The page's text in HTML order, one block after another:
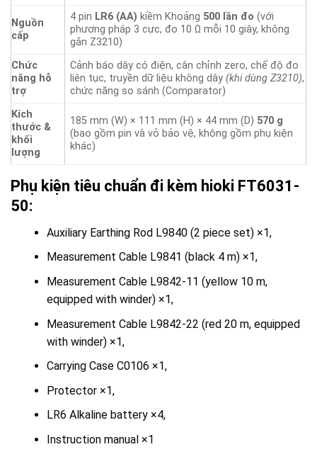
Nguồn
cấp
4 pin LR6 (AA) kiềm Khoảng 500 lần đo (với
phương pháp 3 cực, đo 10 Ω mỗi 10 giây, không
gắn Z3210)
Chức
năng hỗ
trợ
Cảnh báo dây có điện, cân chỉnh zero, chế độ đo
liên tục, truyền dữ liệu không dây(khi dùng Z3210),
chức năng so sánh (Comparator)
Kích
thước &
khối
lượng
185 mm (W) × 111 mm (H) × 44 mm (D) 570 g
(bao gồm pin và vỏ bảo vệ, không gồm phụ kiện
khác)
Phụ kiện tiêu chuẩn đi kèm hioki FT6031-
50:
Auxiliary Earthing Rod L9840 (2 piece set) ×1,
Measurement Cable L9841 (black 4 m) ×1,
Measurement Cable L9842-11 (yellow 10 m,
equipped with winder) ×1,
Measurement Cable L9842-22 (red 20 m, equipped
with winder) ×1,
Carrying Case C0106 ×1,
Protector ×1,
LR6 Alkaline battery ×4,
Instruction manual ×1